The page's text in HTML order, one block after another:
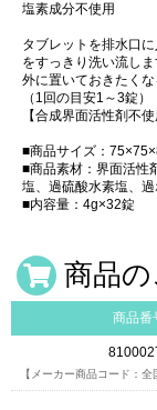
塩素成分不使用
タブレットを排水口
をすっきり洗い流しま
外に置いておきたくな
（1回の目安1～3錠）
【合成界面活性剤不使
■商品サイズ：
■商品素材：界面活性
塩、過硫酸水素塩、
■内容量：4g×32錠
商品の
商品番
【メーカー商品コード：